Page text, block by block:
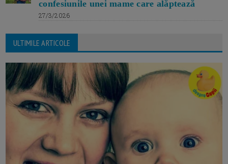
confesiunile unei mame care alăptează
27/3/2026
ULTIMILE ARTICOLE